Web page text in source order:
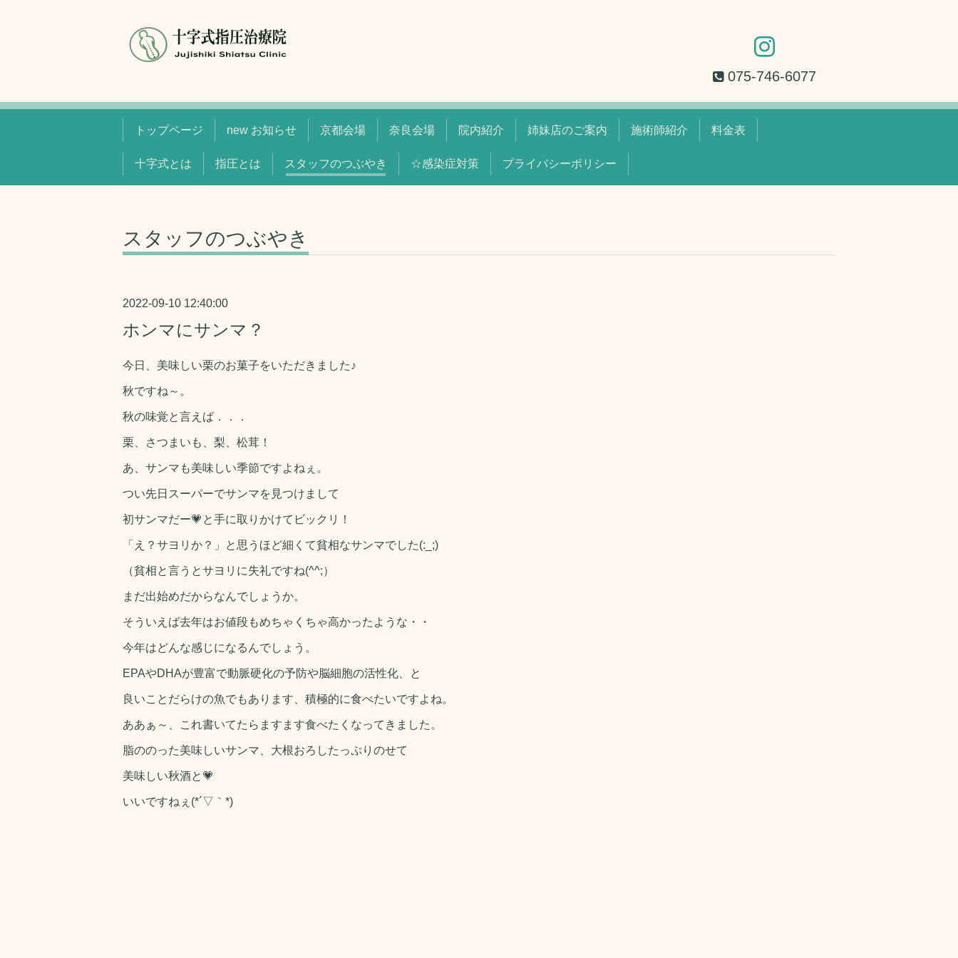
075-746-6077
トップページ new お知らせ 京都会場 奈良会場 院内紹介 姉妹店のご案内 施術師紹介 料金表
十字式とは 指圧とは スタッフのつぶやき ☆感染症対策 プライバシーポリシー
スタッフのつぶやき
2022-09-10 12:40:00
ホンマにサンマ？
今日、美味しい栗のお菓子をいただきました♪
秋ですね～。
秋の味覚と言えば．．．
栗、さつまいも、梨、松茸！
あ、サンマも美味しい季節ですよねぇ。
つい先日スーパーでサンマを見つけまして
初サンマだー💗と手に取りかけてビックリ！
「え？サヨリか？」と思うほど細くて貧相なサンマでした(:_;)
（貧相と言うとサヨリに失礼ですね(^^;）
まだ出始めだからなんでしょうか。
そういえば去年はお値段もめちゃくちゃ高かったような・・
今年はどんな感じになるんでしょう。
EPAやDHAが豊富で動脈硬化の予防や脳細胞の活性化、と
良いことだらけの魚でもあります、積極的に食べたいですよね。
ああぁ～、これ書いてたらますます食べたくなってきました。
脂ののった美味しいサンマ、大根おろしたっぷりのせて
美味しい秋酒と💗
いいですねぇ(*´▽｀*)